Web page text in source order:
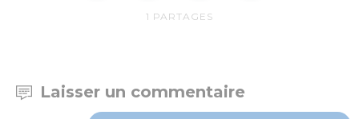
1 PARTAGES
Laisser un commentaire